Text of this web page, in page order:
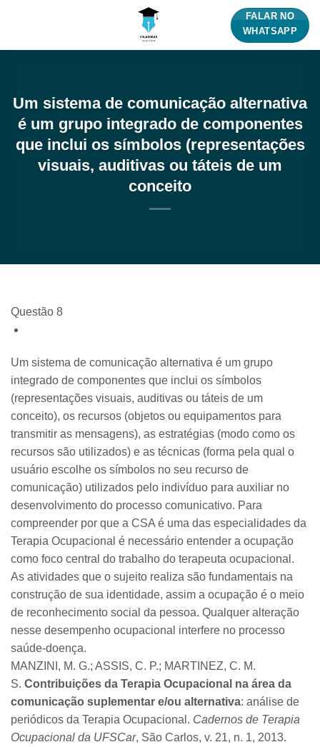
FALAR NO
WHATSAPP
Um sistema de comunicação alternativa
é um grupo integrado de componentes
que inclui os símbolos (representações
visuais, auditivas ou táteis de um
conceito
Questão 8
Um sistema de comunicação alternativa é um grupo
integrado de componentes que inclui os símbolos
(representações visuais, auditivas ou táteis de um
conceito), os recursos (objetos ou equipamentos para
transmitir as mensagens), as estratégias (modo como os
recursos são utilizados) e as técnicas (forma pela qual o
usuário escolhe os símbolos no seu recurso de
comunicação) utilizados pelo indivíduo para auxiliar no
desenvolvimento do processo comunicativo. Para
compreender por que a CSA é uma das especialidades da
Terapia Ocupacional é necessário entender a ocupação
como foco central do trabalho do terapeuta ocupacional.
As atividades que o sujeito realiza são fundamentais na
construção de sua identidade, assim a ocupação é o meio
de reconhecimento social da pessoa. Qualquer alteração
nesse desempenho ocupacional interfere no processo
saúde-doença.
MANZINI, M. G.; ASSIS, C. P.; MARTINEZ, C. M.
S. Contribuições da Terapia Ocupacional na área da
comunicação suplementar e/ou alternativa: análise de
periódicos da Terapia Ocupacional. Cadernos de Terapia
Ocupacional da UFSCar, São Carlos, v. 21, n. 1, 2013.​